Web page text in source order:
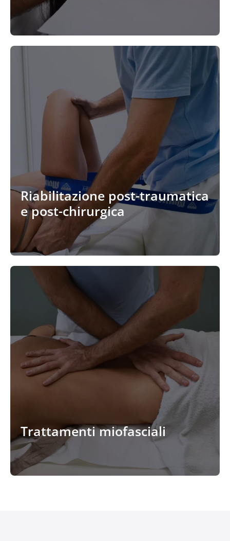
Riabilitazione post-traumatica
e post-chirurgica
Trattamenti miofasciali